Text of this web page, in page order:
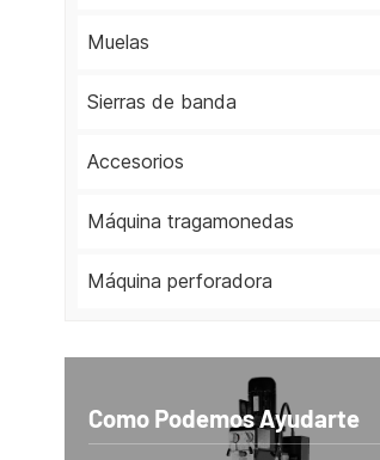
Muelas
Sierras de banda
Accesorios
Máquina tragamonedas
Máquina perforadora
Como Podemos Ayudarte